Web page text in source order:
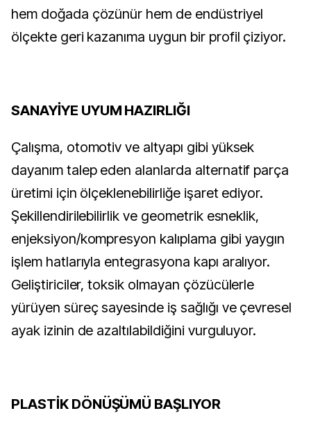
hem doğada çözünür hem de endüstriyel
ölçekte geri kazanıma uygun bir profil çiziyor.
SANAYİYE UYUM HAZIRLIĞI
Çalışma, otomotiv ve altyapı gibi yüksek
dayanım talep eden alanlarda alternatif parça
üretimi için ölçeklenebilirliğe işaret ediyor.
Şekillendirilebilirlik ve geometrik esneklik,
enjeksiyon/kompresyon kalıplama gibi yaygın
işlem hatlarıyla entegrasyona kapı aralıyor.
Geliştiriciler, toksik olmayan çözücülerle
yürüyen süreç sayesinde iş sağlığı ve çevresel
ayak izinin de azaltılabildiğini vurguluyor.
PLASTİK DÖNÜŞÜMÜ BAŞLIYOR